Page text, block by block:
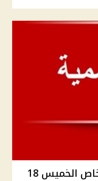
إجازة رأس السنة الهجرية للقطاع الخاص الخميس 18